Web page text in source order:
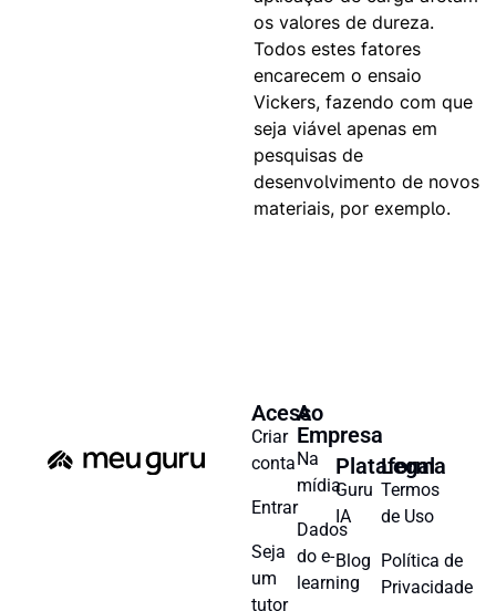
os valores de dureza.
Todos estes fatores
encarecem o ensaio
Vickers, fazendo com que
seja viável apenas em
pesquisas de
desenvolvimento de novos
materiais, por exemplo.
Acesso
Criar
conta
Entrar
Seja
um
tutor
A
Empresa
Na
mídia
Dados
do e-
learning
Plataforma
Guru
IA
Blog
Legal
Termos
de Uso
Política de
Privacidade